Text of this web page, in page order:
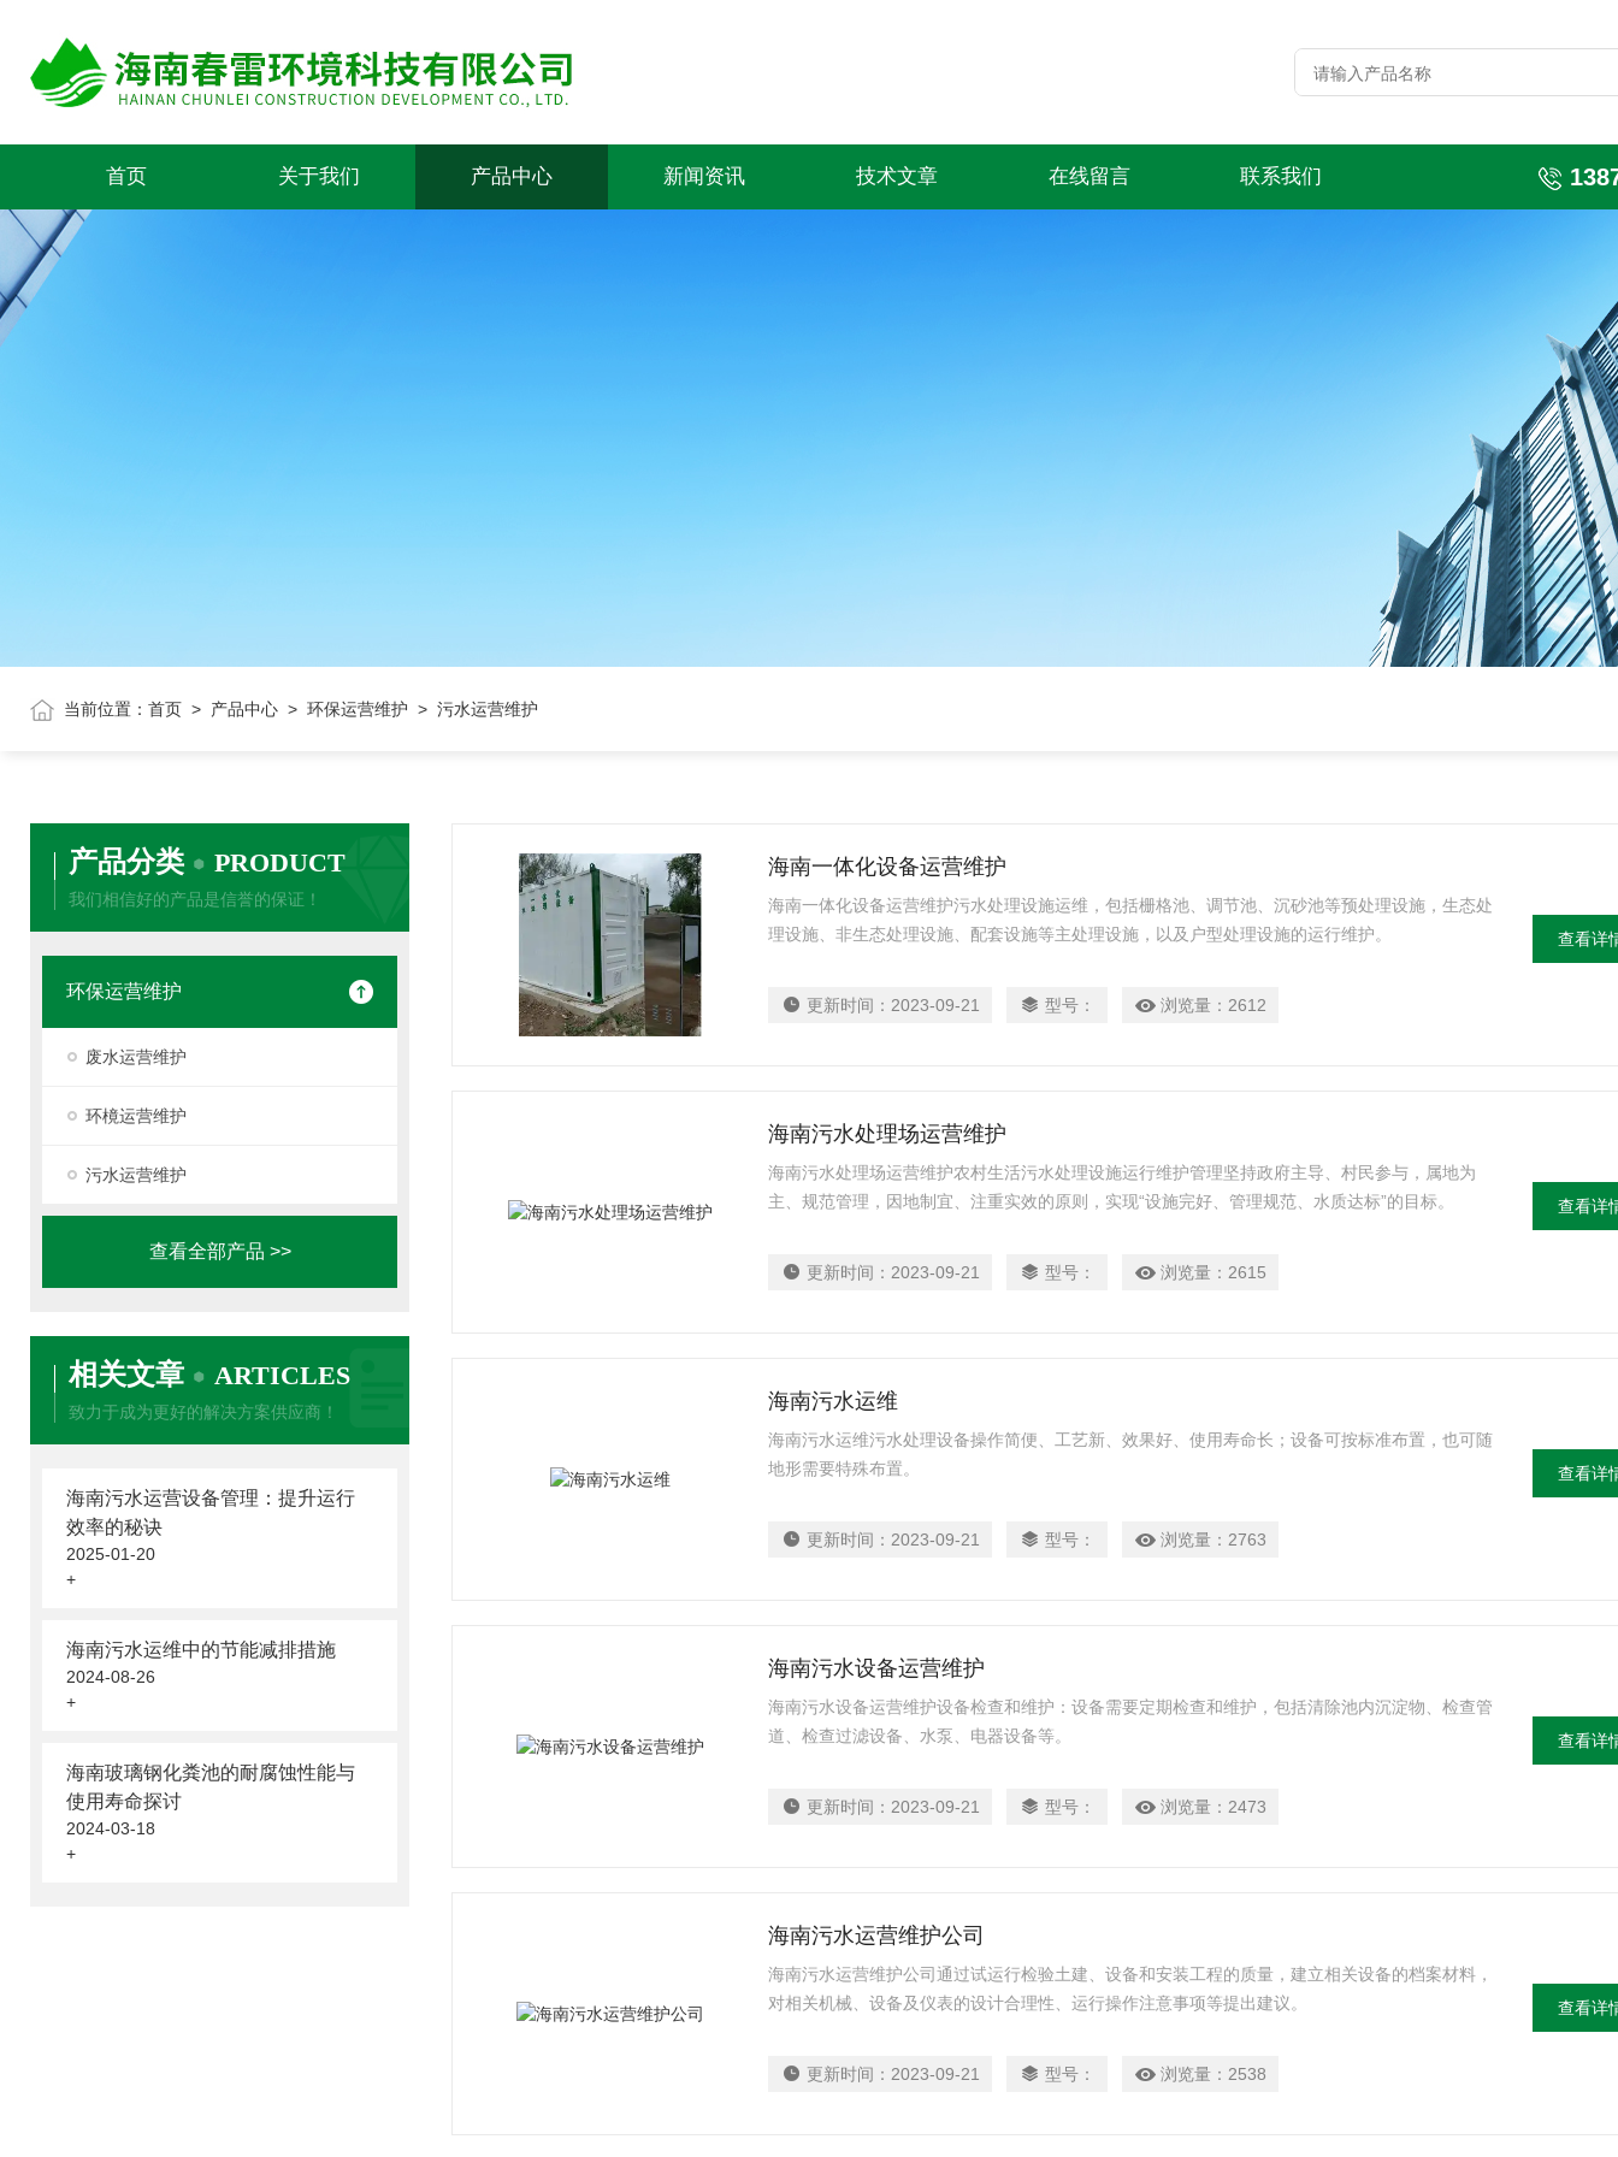
首页 关于我们 产品中心 新闻资讯 技术文章 在线留言 联系我们
当前位置： 首页 > 产品中心 > 环保运营维护 > 污水运营维护
产品分类 PRODUCT
我们相信好的产品是信誉的保证！
环保运营维护
废水运营维护
环樈运营维护
污水运营维护
查看全部产品 >>
相关文章 ARTICLES
致力于成为更好的解决方案供应商！
海南污水运营设备管理：提升运行
效率的秘诀
2025-01-20
+
海南污水运维中的节能减排措施
2024-08-26
+
海南玻璃钢化粪池的耐腐蚀性能与
使用寿命探讨
2024-03-18
+
海南一体化设备运营维护
海南一体化设备运营维护污水处理设施运维，包括栅格池、调节池、沉砂池等预处理设施，生态处
理设施、非生态处理设施、配套设施等主处理设施，以及户型处理设施的运行维护。
更新时间： 2023-09-21 型号： 浏览量： 2612
查看详
海南污水处理场运营维护
海南污水处理场运营维护农村生活污水处理设施运行维护管理坚持政府主导、村民参与，属地为
主、规范管理，因地制宜、注重实效的原则，实现“设施完好、管理规范、水质达标”的目标。
更新时间： 2023-09-21 型号： 浏览量： 2615
查看详
海南污水运维
海南污水运维污水处理设备操作简便、工艺新、效果好、使用寿命长；设备可按标准布置，也可随
地形需要特殊布置。
更新时间： 2023-09-21 型号： 浏览量： 2763
查看详
海南污水设备运营维护
海南污水设备运营维护设备检查和维护：设备需要定期检查和维护，包括清除池内沉淀物、检查管
道、检查过滤设备、水泵、电器设备等。
更新时间： 2023-09-21 型号： 浏览量： 2473
查看详
海南污水运营维护公司
海南污水运营维护公司通过试运行检验土建、设备和安装工程的质量，建立相关设备的档案材料，
对相关机械、设备及仪表的设计合理性、运行操作注意事项等提出建议。
更新时间： 2023-09-21 型号： 浏览量： 2538
查看详